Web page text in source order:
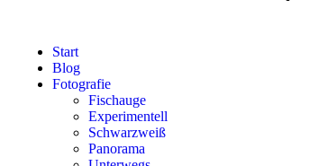
Start
Blog
Fotografie
Fischauge
Experimentell
Schwarzweiß
Panorama